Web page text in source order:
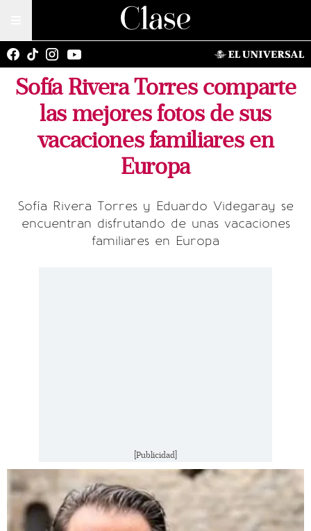
Sofía Rivera Torres comparte
las mejores fotos de sus
vacaciones familiares en
Europa
Sofía Rivera Torres y Eduardo Videgaray se
encuentran disfrutando de unas vacaciones
familiares en Europa
[Publicidad]